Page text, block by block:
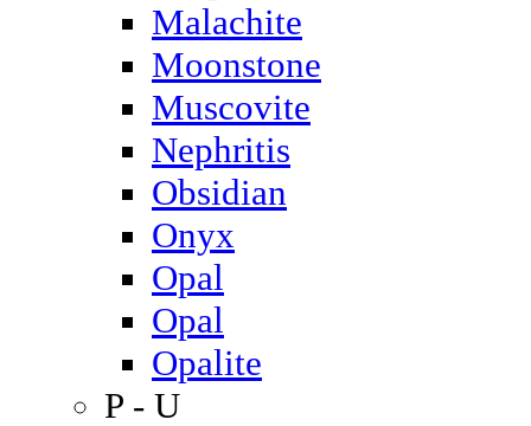
Malachite
Moonstone
Muscovite
Nephritis
Obsidian
Onyx
Opal
Opal
Opalite
P - U